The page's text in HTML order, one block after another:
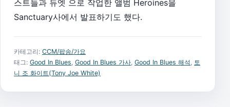
스트들과 듀엣 으로 작업한 앨범 Heroines을
Sanctuary사에서 발표하기도 했다.
카테고리: CCM/팝송/가요
태그: Good In Blues, Good In Blues 가사, Good In Blues 해석, 토
니 조 화이트(Tony Joe White)